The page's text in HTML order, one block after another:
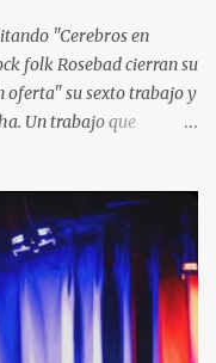
"Cerebros en
folk Rosebad cierran su
oferta" su sexto trabajo y
Un trabajo que
artificial
rollo.